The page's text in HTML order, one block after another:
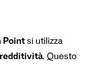
Pointsi utilizza
. Questo